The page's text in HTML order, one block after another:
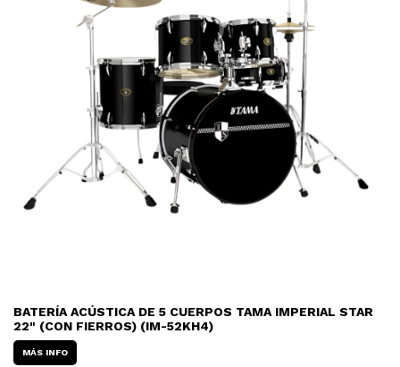
BATERÍA ACÚSTICA DE 5 CUERPOS TAMA IMPERIAL STAR
22" (CON FIERROS) (IM-52KH4)
MÁS INFO